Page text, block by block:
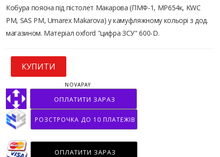
Кобура поясна під пістолет Макарова (ПМФ-1, МР654к, KWC
PM, SAS PM, Umarex Makarova) у камуфляжному кольорі з дод.
магазином. Матеріал oxford "цифра ЗСУ" 600-D.
КУПИТИ
ОПЛАТИТИ ЗАРАЗ
NOVAPAY
РОЗСТРОЧКА ДО 10 ПЛАТЕЖІВ
ОПЛАТИТИ ЗАРАЗ